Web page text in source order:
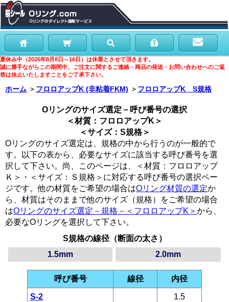
夏休み中（2026年8月8日～16日）は休業とさせて頂きます。
誠に勝手ながらこの期間中、ご注文に関するご連絡・商品の発送・お問い合わせへのご返
答は休止いたしますことをご了承下さい。
ホーム ＞ フロロアップK (非粘着FKM) ＞ フロロアップK S規格
Oリングのサイズ選定－呼び番号の選択
＜材質：フロロアップK＞
＜サイズ：S規格＞
Oリングのサイズ選定は、規格の中から行うのが一般的で
す。以下の表から、必要なサイズに該当する呼び番号を選
択して下さい。尚、このページは、＜材質：フロロアップ
Ｋ＞・＜サイズ：Ｓ規格＞に対応する呼び番号の選択ペー
ジです。他の材質をご希望の場合はOリング材質の選定か
ら、材質はそのままで他のサイズ（規格）をご希望の場合
はOリングのサイズ選定－規格－＜フロロアップK＞ から、
必要なOリングを選択して下さい。
S規格の線径（断面の太さ）
1.5mm
2.0mm
呼び番号 線径 内径
S-2 1.5